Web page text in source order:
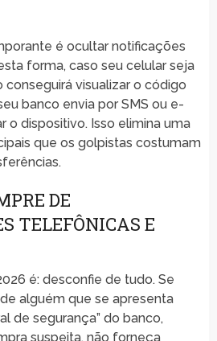
é ocultar notificações
forma, caso seu celular seja
conseguirá visualizar o código
banco envia por SMS ou e-
o dispositivo. Isso elimina uma
que os golpistas costumam
DE
TELEFÔNICAS E
é: desconfie de tudo. Se
alguém que se apresenta
de segurança” do banco,
suspeita, não forneça